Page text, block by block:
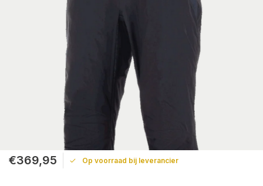
€369,95 Op voorraad bij leverancier